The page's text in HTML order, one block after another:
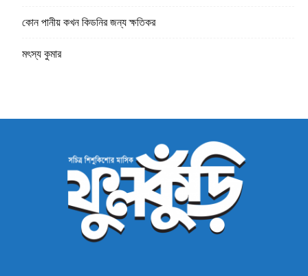
কোন পানীয় কখন কিডনির জন্য ক্ষতিকর
মৎস্য কুমার